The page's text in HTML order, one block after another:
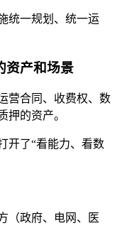
统一规划、统一运
资产和场景
营合同、收费权、数
押的资产。
开了“看能力、看数
（政府、电网、医